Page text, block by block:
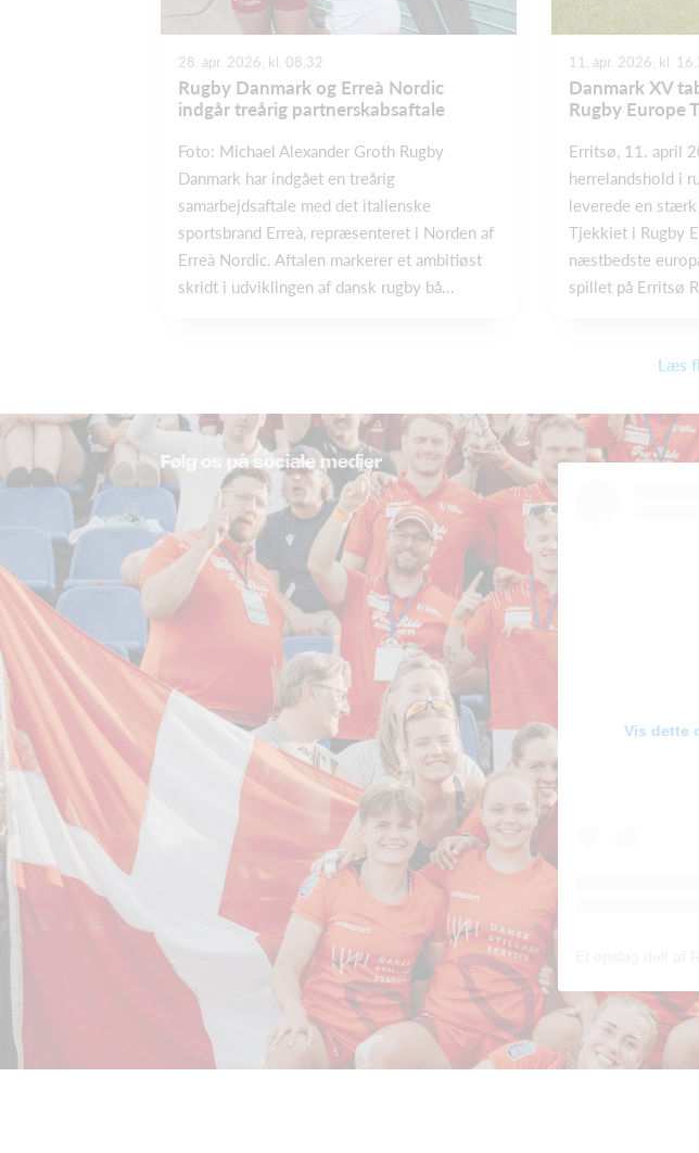
28. apr. 2026, kl. 08.32
​Rugby Danmark og Erreà Nordic
indgår treårig partnerskabsaftale
Foto: Michael Alexander Groth Rugby
Danmark har indgået en treårig
samarbejdsaftale med det italienske
sportsbrand Erreà, repræsenteret i Norden af
Erreà Nordic. Aftalen markerer et ambitiøst
skridt i udviklingen af dansk rugby bå...
11. apr. 2026, kl.
Danmark XV
Rugby Europe
Erritsø, 11. april
herrelandshold i
leverede en
Tjekkiet i Rugby
næstbedste
spillet på Erritsø
Læs
Følg os på sociale medier
Vis dette